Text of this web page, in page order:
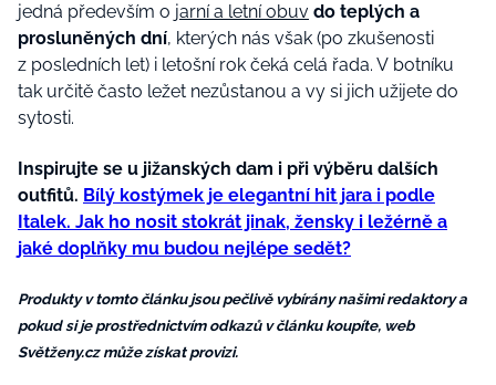
jedná především o jarní a letní obuv do teplých a
prosluněných dní, kterých nás však (po zkušenosti
z posledních let) i letošní rok čeká celá řada. V botníku
tak určitě často ležet nezůstanou a vy si jich užijete do
sytosti.
Inspirujte se u jižanských dam i při výběru dalších
outfitů. Bílý kostýmek je elegantní hit jara i podle
Italek. Jak ho nosit stokrát jinak, žensky i ležérně a
jaké doplňky mu budou nejlépe sedět?
Produkty v tomto článku jsou pečlivě vybírány našimi redaktory a
pokud si je prostřednictvím odkazů v článku koupíte, web
Světženy.cz může získat provizi.